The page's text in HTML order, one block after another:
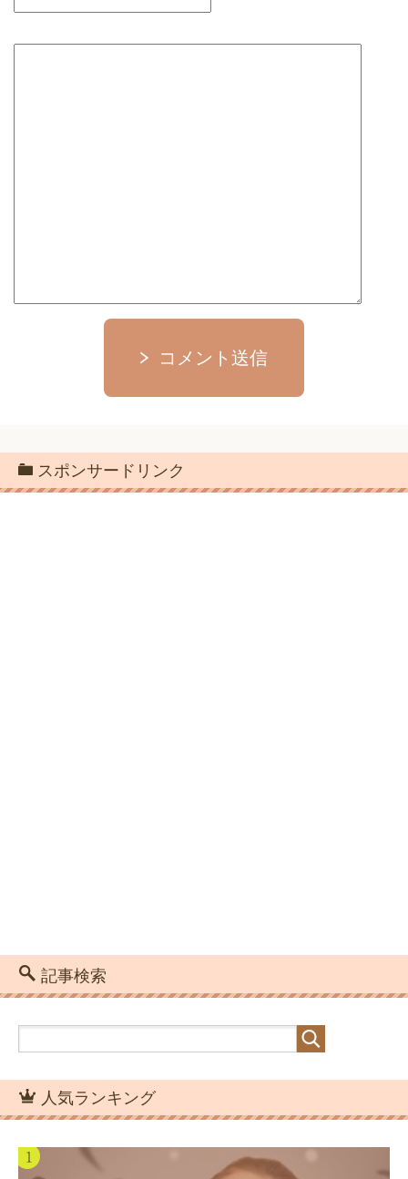
コメント送信
スポンサードリンク
記事検索
人気ランキング